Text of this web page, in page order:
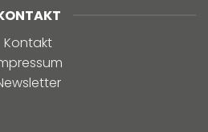
Kontakt